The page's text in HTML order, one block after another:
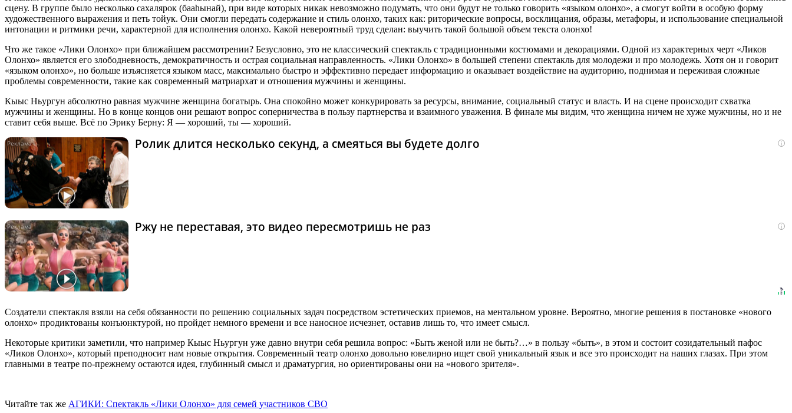
сцену. В группе было несколько сахалярок (бааһынай), при виде которых никак невозможно подумать, что они будут не только говорить «языком олонхо», а смогут войти в особую форму
художественного выражения и петь тойук. Они смогли передать содержание и стиль олонхо, таких как: риторические вопросы, восклицания, образы, метафоры, и использование специальной
интонации и ритмики речи, характерной для исполнения олонхо. Какой невероятный труд сделан: выучить такой большой объем текста олонхо!
Что же такое «Лики Олонхо» при ближайшем рассмотрении? Безусловно, это не классический спектакль с традиционными костюмами и декорациями. Одной из характерных черт «Ликов
Олонхо» является его злободневность, демократичность и острая социальная направленность. «Лики Олонхо» в большей степени спектакль для молодежи и про молодежь. Хотя он и говорит
«языком олонхо», но больше изъясняется языком масс, максимально быстро и эффективно передает информацию и оказывает воздействие на аудиторию, поднимая и переживая сложные
проблемы современности, такие как современный матриархат и отношения мужчины и женщины.
Кыыс Ньургун абсолютно равная мужчине женщина богатырь. Она спокойно может конкурировать за ресурсы, внимание, социальный статус и власть. И на сцене происходит схватка
мужчины и женщины. Но в конце концов они решают вопрос соперничества в пользу партнерства и взаимного уважения. В финале мы видим, что женщина ничем не хуже мужчины, но и не
ставит себя выше. Всё по Эрику Берну: Я — хороший, ты — хороший.
i
Ролик длится несколько секунд, а смеяться вы будете долго
i
Ржу не переставая, это видео пересмотришь не раз
Создатели спектакля взяли на себя обязанности по решению социальных задач посредством эстетических приемов, на ментальном уровне. Вероятно, многие решения в постановке «нового
олонхо» продиктованы конъюнктурой, но пройдет немного времени и все наносное исчезнет, оставив лишь то, что имеет смысл.
Некоторые критики заметили, что например Кыыс Ньургун уже давно внутри себя решила вопрос: «Быть женой или не быть?…» в пользу «быть», в этом и состоит созидательный пафос
«Ликов Олонхо», который преподносит нам новые открытия. Современный театр олонхо довольно ювелирно ищет свой уникальный язык и все это происходит на наших глазах. При этом
главными в театре по-прежнему остаются идея, глубинный смысл и драматургия, но ориентированы они на «нового зрителя».
Читайте так же АГИКИ: Спектакль «Лики Олонхо» для семей участников СВО